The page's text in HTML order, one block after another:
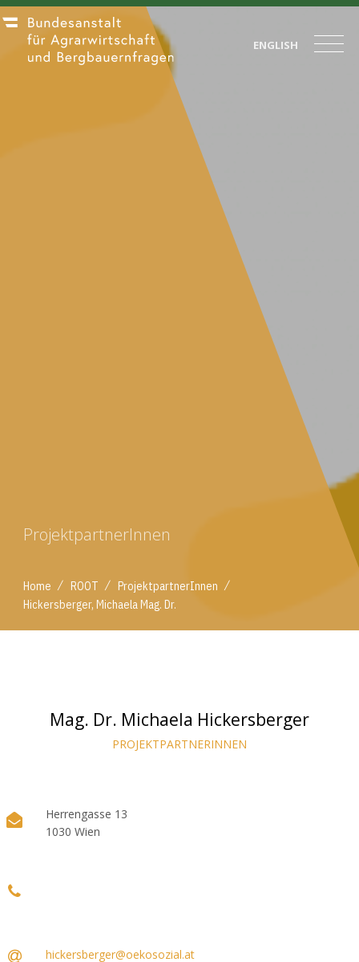
ENGLISH
ProjektpartnerInnen
Home / ROOT / ProjektpartnerInnen /
Hickersberger, Michaela Mag. Dr.
Mag. Dr. Michaela Hickersberger
PROJEKTPARTNERINNEN
Herrengasse 13
1030 Wien
hickersberger@oekosozial.at